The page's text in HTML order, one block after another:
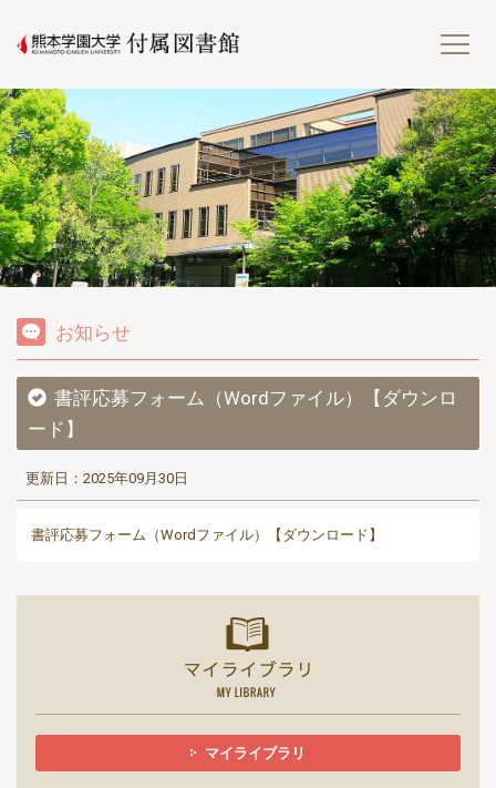
熊
お知らせ
書評応募フォーム（Wordファイル）【ダウンロ
ード】
更新日：2025年09月30日
書評応募フォーム（Wordファイル）【ダウンロード】
マイライブラリ